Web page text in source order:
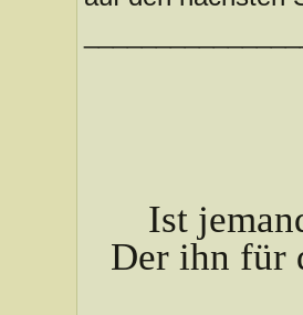
Ist
Der ihn für